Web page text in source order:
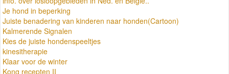
Je hond in beperking
Juiste benadering van kinderen naar honden(Cartoon)
Kalmerende Signalen
Kies de juiste hondenspeeltjes
kinesitherapie
Klaar voor de winter
Kong recepten II